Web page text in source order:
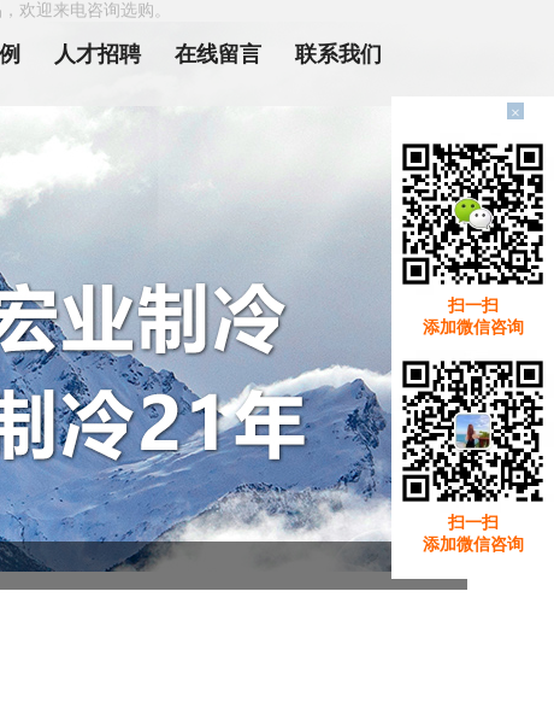
欢迎来电咨询选购。
人才招聘 在线留言 联系我们
×
扫一扫
添加微信咨询
扫一扫
添加微信咨询